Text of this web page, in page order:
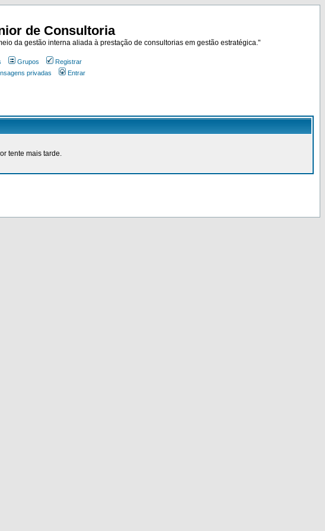
de Consultoria
da gestão interna aliada à prestação de consultorias em gestão estratégica."
Grupos
Registrar
privadas Entrar
tente mais tarde.